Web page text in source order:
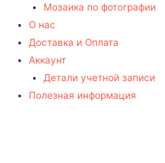
Мозаика по фотографии
О нас
Доставка и Оплата
Аккаунт
Детали учетной записи
Полезная информация